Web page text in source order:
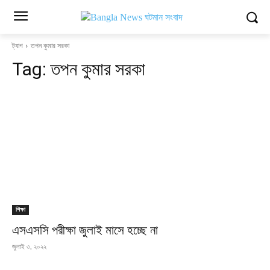
ট্যাগ তপন কুমার সরকা
Tag:তপন কুমার সরকা
শিক্ষা
এসএসসি পরীক্ষা জুলাই মাসে হচ্ছে না
জুলাই ৩, ২০২২